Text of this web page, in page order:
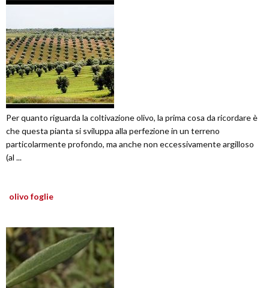
Per quanto riguarda la coltivazione olivo, la prima cosa da ricordare è
che questa pianta si sviluppa alla perfezione in un terreno
particolarmente profondo, ma anche non eccessivamente argilloso
(al ...
olivo foglie